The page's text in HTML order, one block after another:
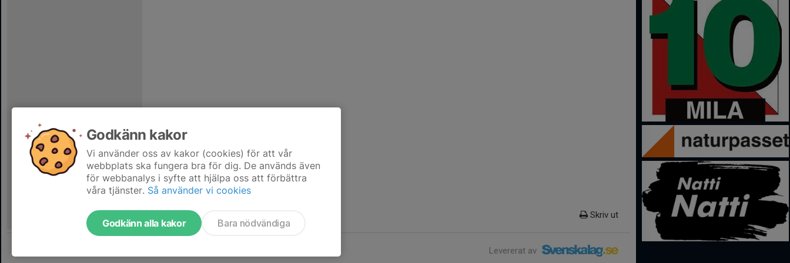
Skriv ut
Levererat av
Godkänn kakor
Vi använder oss av kakor (cookies) för att vår
webbplats ska fungera bra för dig. De används även
för webbanalys i syfte att hjälpa oss att förbättra
våra tjänster. Så använder vi cookies
Godkänn alla kakor Bara nödvändiga